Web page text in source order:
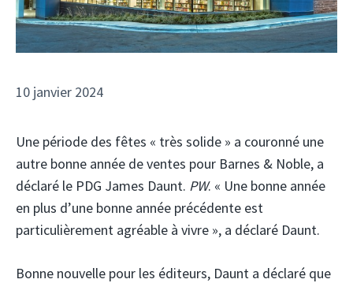
10 janvier 2024
Une période des fêtes « très solide » a couronné une
autre bonne année de ventes pour Barnes & Noble, a
déclaré le PDG James Daunt. PW. « Une bonne année
en plus d’une bonne année précédente est
particulièrement agréable à vivre », a déclaré Daunt.
Bonne nouvelle pour les éditeurs, Daunt a déclaré que